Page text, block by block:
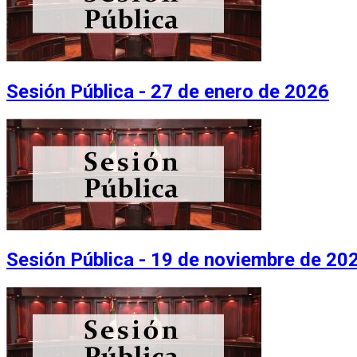
Sesión Pública - 27 de enero de 2026
Sesión Pública - 19 de noviembre de